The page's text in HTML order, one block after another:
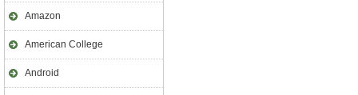
Amazon
American College
Android